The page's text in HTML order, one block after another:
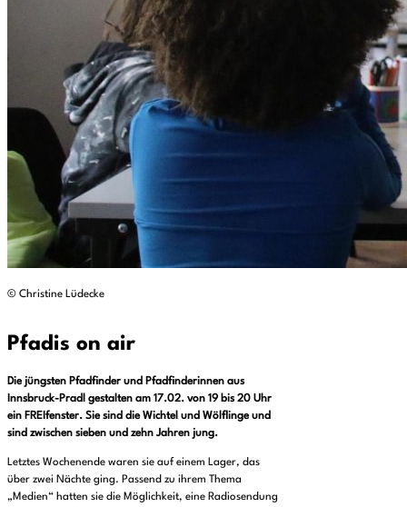
© Christine Lüdecke
Pfadis on air
Die jüngsten Pfadfinder und Pfadfinderinnen aus
Innsbruck-Pradl gestalten am 17.02. von 19 bis 20 Uhr
ein FREIfenster. Sie sind die Wichtel und Wölflinge und
sind zwischen sieben und zehn Jahren jung.
Letztes Wochenende waren sie auf einem Lager, das
über zwei Nächte ging. Passend zu ihrem Thema
„Medien“ hatten sie die Möglichkeit, eine Radiosendung